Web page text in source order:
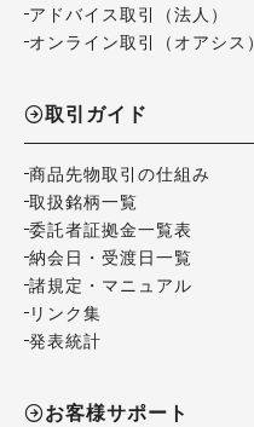
アドバイス取引（法人）
オンライン取引（オアシス）
取引ガイド
商品先物取引の仕組み
取扱銘柄一覧
委託者証拠金一覧表
納会日・受渡日一覧
諸規定・マニュアル
リンク集
発表統計
お客様サポート